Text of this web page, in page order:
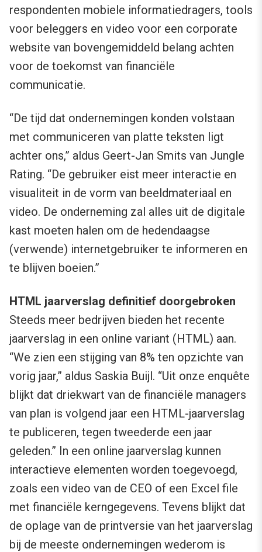
respondenten mobiele informatiedragers, tools
voor beleggers en video voor een corporate
website van bovengemiddeld belang achten
voor de toekomst van financiële
communicatie.
“De tijd dat ondernemingen konden volstaan
met communiceren van platte teksten ligt
achter ons,” aldus Geert-Jan Smits van Jungle
Rating. “De gebruiker eist meer interactie en
visualiteit in de vorm van beeldmateriaal en
video. De onderneming zal alles uit de digitale
kast moeten halen om de hedendaagse
(verwende) internetgebruiker te informeren en
te blijven boeien.”
HTML jaarverslag definitief doorgebroken
Steeds meer bedrijven bieden het recente
jaarverslag in een online variant (HTML) aan.
“We zien een stijging van 8% ten opzichte van
vorig jaar,” aldus Saskia Buijl. “Uit onze enquête
blijkt dat driekwart van de financiële managers
van plan is volgend jaar een HTML-jaarverslag
te publiceren, tegen tweederde een jaar
geleden.” In een online jaarverslag kunnen
interactieve elementen worden toegevoegd,
zoals een video van de CEO of een Excel file
met financiële kerngegevens. Tevens blijkt dat
de oplage van de printversie van het jaarverslag
bij de meeste ondernemingen wederom is